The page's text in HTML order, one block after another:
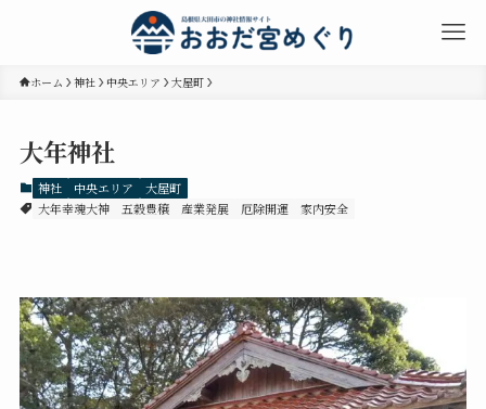
ホーム 神社 中央エリア 大屋町
大年神社
神社 中央エリア
大屋町
大年幸魂大神
五穀豊穣 産業発展 厄除開運 家内安全